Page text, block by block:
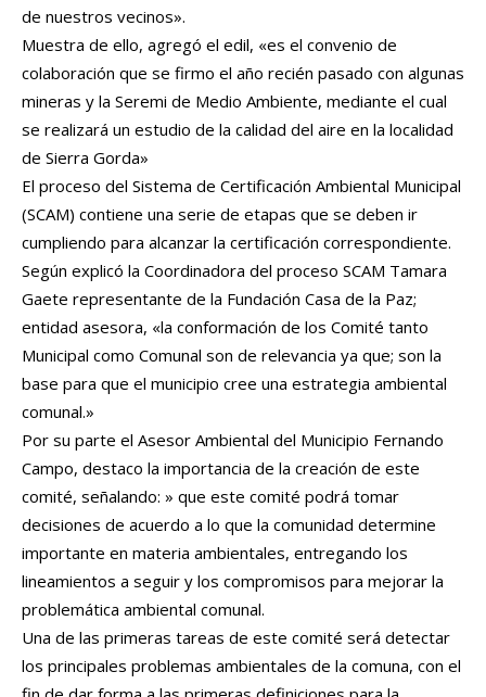
de nuestros vecinos».
Muestra de ello, agregó el edil, «es el convenio de
colaboración que se firmo el año recién pasado con algunas
mineras y la Seremi de Medio Ambiente, mediante el cual
se realizará un estudio de la calidad del aire en la localidad
de Sierra Gorda»
El proceso del Sistema de Certificación Ambiental Municipal
(SCAM) contiene una serie de etapas que se deben ir
cumpliendo para alcanzar la certificación correspondiente.
Según explicó la Coordinadora del proceso SCAM Tamara
Gaete representante de la Fundación Casa de la Paz;
entidad asesora, «la conformación de los Comité tanto
Municipal como Comunal son de relevancia ya que; son la
base para que el municipio cree una estrategia ambiental
comunal.»
Por su parte el Asesor Ambiental del Municipio Fernando
Campo, destaco la importancia de la creación de este
comité, señalando: » que este comité podrá tomar
decisiones de acuerdo a lo que la comunidad determine
importante en materia ambientales, entregando los
lineamientos a seguir y los compromisos para mejorar la
problemática ambiental comunal.
Una de las primeras tareas de este comité será detectar
los principales problemas ambientales de la comuna, con el